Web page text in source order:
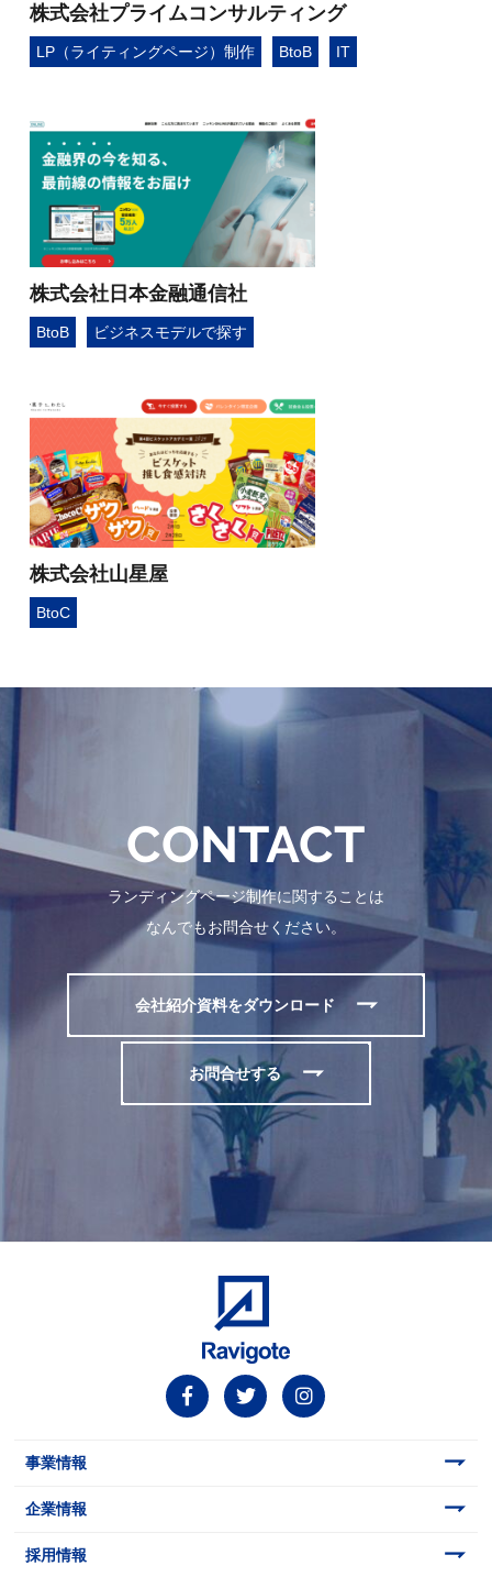
株式会社プライムコンサルティング
LP（ライティングページ）制作 BtoB IT
株式会社日本金融通信社
BtoB ビジネスモデルで探す
株式会社山星屋
BtoC
CONTACT
ランディングページ制作に関することは
なんでもお問合せください。
会社紹介資料をダウンロード
お問合せする
事業情報
企業情報
採用情報